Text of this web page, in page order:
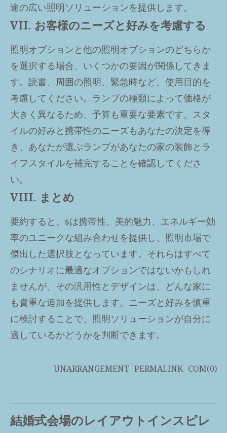
途の広い照明ソリューションを提供します。
VII. お客様のニーズと好みを考慮する
照明オプションと他の照明オプションのどちらか
を選択する場合、いくつかの要因が関係してきま
す。読書、周囲の照明、緊急時など、使用目的を
考慮してください。ランプの種類によって価格が
大きく異なるため、予算も重要な要素です。スタ
イルの好みと携帯性のニーズもあなたの決定を導
き、あなたが選ぶランプがあなたの家の装飾とラ
イフスタイルを補完することを確認してくださ
い。
VIII. まとめ
要約すると、sは携帯性、美的魅力、エネルギー効
率のユニークな組み合わせを提供し、照明市場で
傑出した選択肢となっています。それらはすべて
のシナリオに最適なオプションではないかもしれ
ませんが、その汎用性とデザインは、どんな家に
も貴重な追加を提供します。ニーズと好みを慎重
に検討することで、照明ソリューションが自分に
適しているかどうかを判断できます。
UNARRANGEMENT PERMALINK COM(0)
結婚式会場のレイアウトインスピレ